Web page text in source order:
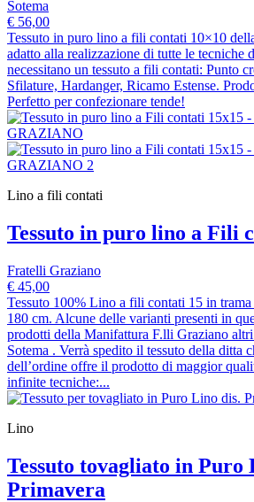
Sotema
€ 56,00
Tessuto in puro lino a fili contati 10×10
adatto alla realizzazione di tutte le tecniche
necessitano un tessuto a fili contati: Punto
Sfilature, Hardanger, Ricamo Estense.
Perfetto per confezionare tende!
Lino a fili contati
Tessuto in puro lino a Fili
Fratelli Graziano
€ 45,00
Tessuto 100% Lino a fili contati 15 in
180 cm. Alcune delle varianti presenti in
prodotti della Manifattura F.lli Graziano
Sotema . Verrà spedito il tessuto della ditta
dell’ordine offre il prodotto di maggior
infinite tecniche:...
Lino
Tessuto tovagliato in Puro
Primavera